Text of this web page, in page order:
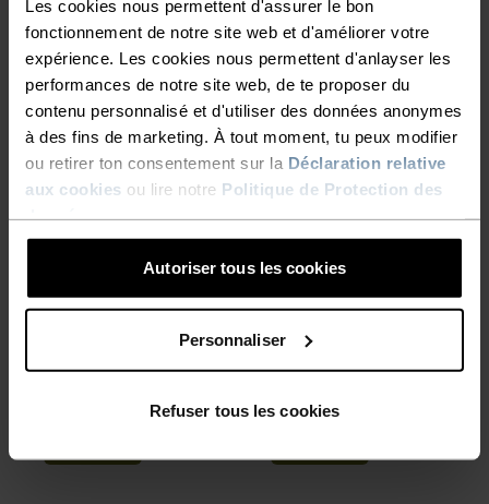
Les cookies nous permettent d'assurer le bon
fonctionnement de notre site web et d'améliorer votre
expérience. Les cookies nous permettent d'anlayser les
performances de notre site web, de te proposer du
contenu personnalisé et d'utiliser des données anonymes
à des fins de marketing. À tout moment, tu peux modifier
ou retirer ton consentement sur la Déclaration relative
aux cookies ou lire notre Politique de Protection des
Autoriser tous les cookies
Personnaliser
Refuser tous les cookies
(34) (8)
-20%
Promos d’été
Ceinture de running Sports
Utility Waistband
CHF 40.00CHF 50.00
(7)
-20%
Promos d’été
Chaussettes basses
Performance Run
CHF 14.40CHF 18.00
(8)
-20%
%
Chaussettes mi-mollet
Performance Run
-20%
% %
Chaussettes mi-mollet